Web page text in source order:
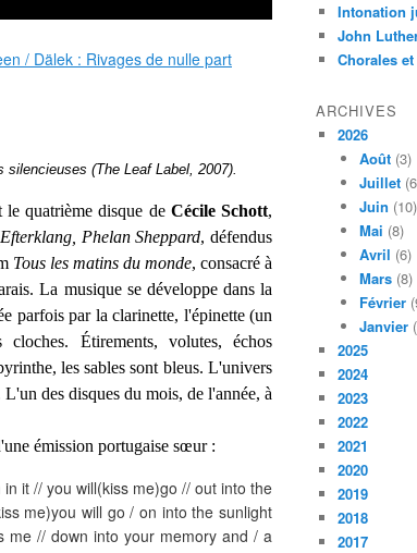
silencieuses (The Leaf Label, 2007).
le quatrième disque de Cécile Schott,
Efterklang, Phelan Sheppard, défendus
Tous les matins du monde, consacré à
La musique se développe dans la
parfois par la clarinette, l'épinette (un
Étirements, volutes, échos
les sables sont bleus. L'univers
des disques du mois, de l'année, à
émission portugaise sœur :
it // you will(kiss me)go // out into the
me)you will go / on into the sunlight
me // down into your memory and / a
Intonation
John
Chorales
ARCHIVES
2026
Août (3)
Juillet
Juin (10)
Mai (8)
Avril (6)
Mars (8)
Février
Janvier
2025
2024
2023
2022
2021
2020
2019
2018
2017